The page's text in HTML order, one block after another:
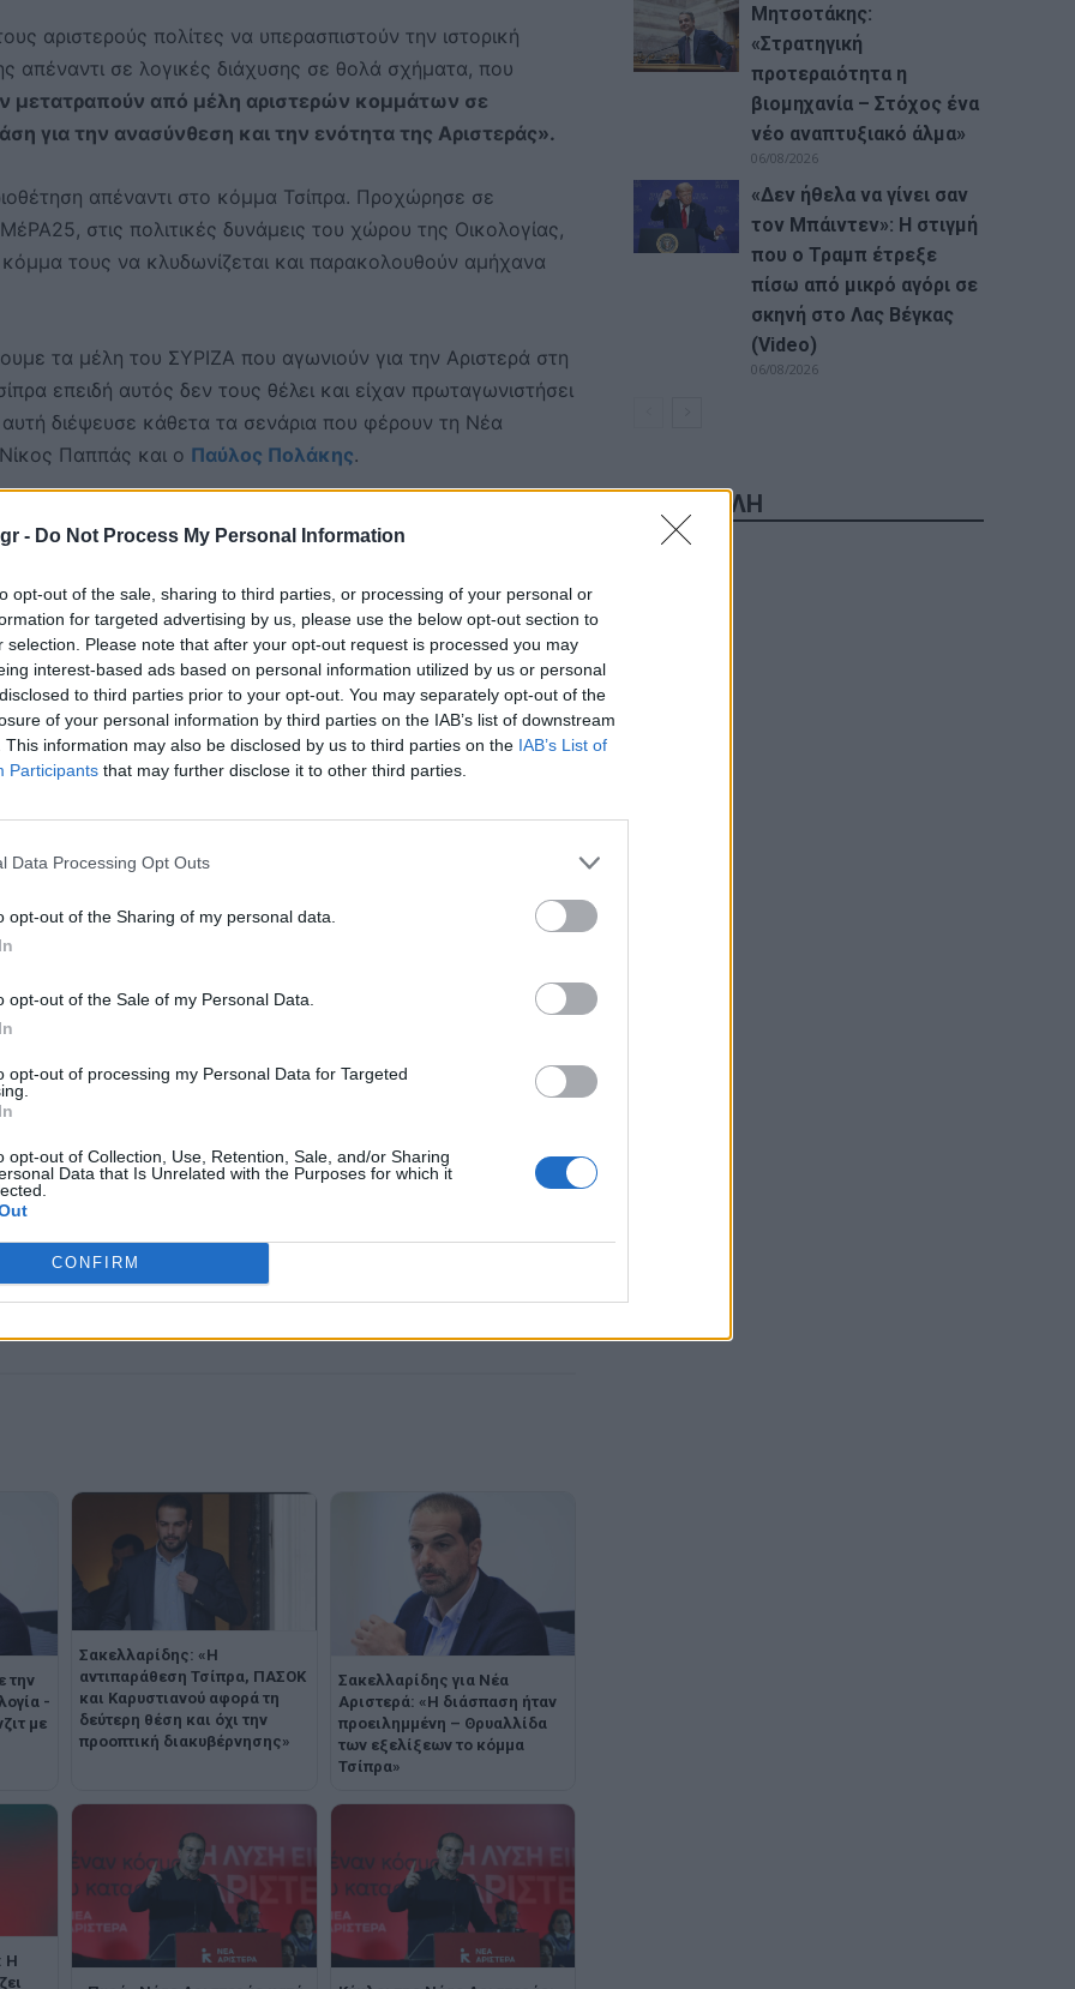
- Do Not Process My Personal Information
opt-out of the sale, sharing to third parties, or processing of your personal or
for targeted advertising by us, please use the below opt-out section to
selection. Please note that after your opt-out request is processed you may
interest-based ads based on personal information utilized by us or personal
to third parties prior to your opt-out. You may separately opt-out of the
of your personal information by third parties on the IAB’s list of downstream
This information may also be disclosed by us to third parties on the IAB’s List of
Participants that may further disclose it to other third parties.
Data Processing Opt Outs
opt-out of the Sharing of my personal data.
opt-out of the Sale of my Personal Data.
opt-out of processing my Personal Data for Targeted
opt-out of Collection, Use, Retention, Sale, and/or Sharing
Data that Is Unrelated with the Purposes for which it
CONFIRM
αριστερούς πολίτες να υπερασπιστούν την ιστορική
απέναντι σε λογικές διάχυσης σε θολά σχήματα, που
μετατραπούν από μέλη αριστερών κομμάτων σε
για την ανασύνθεση και την ενότητα της Αριστεράς».
απέναντι στο κόμμα Τσίπρα. Προχώρησε σε
στις πολιτικές δυνάμεις του χώρου της Οικολογίας,
τους να κλυδωνίζεται και παρακολουθούν αμήχανα
τα μέλη του ΣΥΡΙΖΑ που αγωνιούν για την Αριστερά στη
επειδή αυτός δεν τους θέλει και είχαν πρωταγωνιστήσει
διέψευσε κάθετα τα σενάρια που φέρουν τη Νέα
Παππάς και ο Παύλος Πολάκης.
ακροατήριο με αυτό της Νέας Αριστεράς και ότι
ώστε να υπάρξει διάλογος και κοινή δράση στα
που το ζητούν οι αριστεροί πολίτες σήμερα. Υπάρχει
είναι η πάλη από θέσεις Αριστεράς. Δεν πρέπει να
παρελθόν, αλλά πρέπει να βρούμε τον τρόπο αυτές οι
παράγοντα για την κοινή δράση της Αριστεράς εν έτει
το βάθεμα του διαλόγου και της κοινής δράσης με το
την
-
με
Σακελλαρίδης: «Η
αντιπαράθεση Τσίπρα, ΠΑΣΟΚ
και Καρυστιανού αφορά τη
δεύτερη θέση και όχι την
προοπτική διακυβέρνησης»
Σακελλαρίδης για Νέα
Αριστερά: «Η διάσπαση ήταν
προειλημμένη – Θρυαλλίδα
των εξελίξεων το κόμμα
Τσίπρα»
Η
Μητσοτάκης:
«Στρατηγική
προτεραιότητα η
βιομηχανία – Στόχος ένα
νέο αναπτυξιακό άλμα»
06/08/2026
«Δεν ήθελα να γίνει σαν
τον Μπάιντεν»: Η στιγμή
που ο Τραμπ έτρεξε
πίσω από μικρό αγόρι σε
σκηνή στο Λας Βέγκας
(Video)
06/08/2026
ΔΗΜΟΦΙΛΗ